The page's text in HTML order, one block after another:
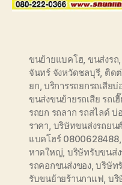
ขนย้ายแบคโฮ ขนส่งรถ
จันทร์ จังหวัดชลบุรี, ติด
ยก บริการรถยกรถเสียบ่
ขนส่งขนย้ายรถเสีย รถเ
รถยก รถลาก รถสไลด์ บ่
ราคา บริษัทขนส่งรถยน
แบคโฮร์ 0800628488
หาดใหญ่ บริษัทรับขนส่
รถคอกขนส่งของ,บริษัท
รับขนย้ายร้านกาแฟ บริ